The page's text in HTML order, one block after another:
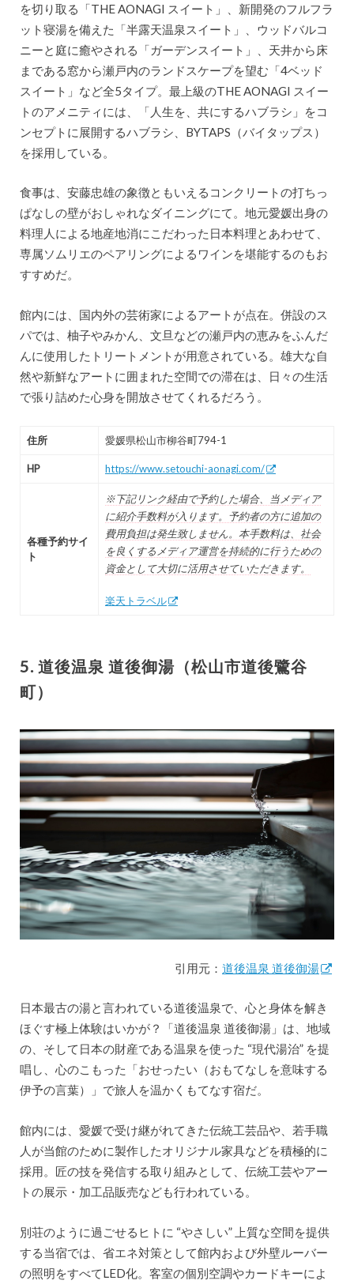
を切り取る「THE AONAGI スイート」、新開発のフルフラ
ット寝湯を備えた「半露天温泉スイート」、ウッドバルコ
ニーと庭に癒やされる「ガーデンスイート」、天井から床
まである窓から瀬戸内のランドスケープを望む「4ベッド
スイート」など全5タイプ。最上級のTHE AONAGI スイー
トのアメニティには、「人生を、共にするハブラシ」をコ
ンセプトに展開するハブラシ、BYTAPS（バイタップス）
を採用している。
食事は、安藤忠雄の象徴ともいえるコンクリートの打ちっ
ぱなしの壁がおしゃれなダイニングにて。地元愛媛出身の
料理人による地産地消にこだわった日本料理とあわせて、
専属ソムリエのペアリングによるワインを堪能するのもお
すすめだ。
館内には、国内外の芸術家によるアートが点在。併設のス
パでは、柚子やみかん、文旦などの瀬戸内の恵みをふんだ
んに使用したトリートメントが用意されている。雄大な自
然や新鮮なアートに囲まれた空間での滞在は、日々の生活
で張り詰めた心身を開放させてくれるだろう。
住所 愛媛県松山市柳谷町794-1
HP https://www.setouchi-aonagi.com/
各種予約サイ
ト
※下記リンク経由で予約した場合、当メディア
に紹介手数料が入ります。予約者の方に追加の
費用負担は発生致しません。本手数料は、社会
を良くするメディア運営を持続的に行うための
資金として大切に活用させていただきます。
楽天トラベル
5. 道後温泉 道後御湯（松山市道後鷺谷
町）
引用元：道後温泉 道後御湯
日本最古の湯と言われている道後温泉で、心と身体を解き
ほぐす極上体験はいかが？「道後温泉 道後御湯」は、地域
の、そして日本の財産である温泉を使った “現代湯治” を提
唱し、心のこもった「おせったい（おもてなしを意味する
伊予の言葉）」で旅人を温かくもてなす宿だ。
館内には、愛媛で受け継がれてきた伝統工芸品や、若手職
人が当館のために製作したオリジナル家具などを積極的に
採用。匠の技を発信する取り組みとして、伝統工芸やアー
トの展示・加工品販売なども行われている。
別荘のように過ごせるヒトに “やさしい” 上質な空間を提供
する当宿では、省エネ対策として館内および外壁ルーバー
の照明をすべてLED化。客室の個別空調やカードキーによ